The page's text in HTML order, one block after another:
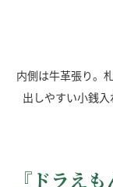
内側は牛革張り。
出しやすい小銭入
『ドラえ